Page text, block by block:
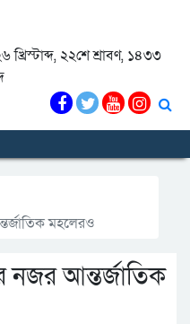
২২শে শ্রাবণ, ১৪৩৩
মহলেরও
নজর আন্তর্জাতিক